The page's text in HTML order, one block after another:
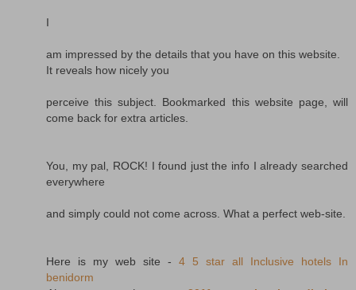
I
am impressed by the details that you have on this website.
It reveals how nicely you
perceive this subject. Bookmarked this website page, will
come back for extra articles.
You, my pal, ROCK! I found just the info I already searched
everywhere
and simply could not come across. What a perfect web-site.
Here is my web site - 4 5 star all Inclusive hotels In
benidorm